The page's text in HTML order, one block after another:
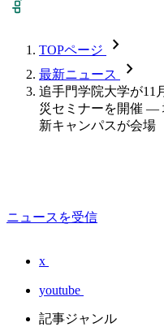
TOPページ chevron_forward
最新ニュース chevron_forward
追手門学院大学が11
災セミナーを開催 —
新キャンパスが会場
ニュースを受信
x
youtube
記事ジャンル